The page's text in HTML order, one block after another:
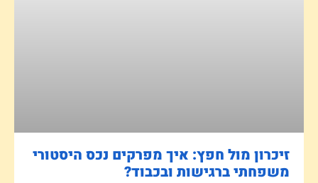
זיכרון מול חפץ: איך מפרקים נכס היסטורי
משפחתי ברגישות ובכבוד?